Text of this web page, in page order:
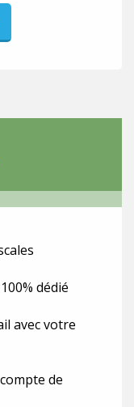
dédié
avec votre
de